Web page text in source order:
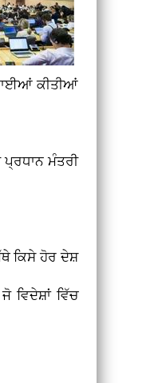
ਕੀਤੀਆਂ
ਮੰਤਰੀ
ਕਿਸੇ ਹੋਰ ਦੇਸ਼
ਵਿਦੇਸ਼ਾਂ ਵਿੱਚ